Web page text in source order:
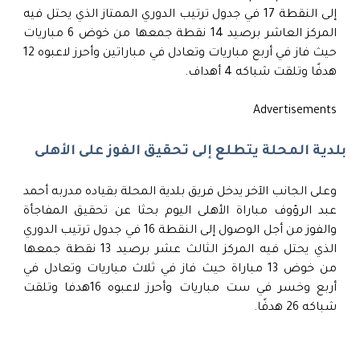
إلى النقطة 17 في جدول ترتيب الدوري الممتاز الذي يحتل فيه
المركز العاشر برصيد 14 نقطة جمعها من خوض 6 مباريات
حيث فاز في أربع مباريات وتعادل في مباراتين وأحرز لاعبوه 12
هدفًا وتلقت شباكه 4 أهداف.
Advertisements
بلدية المحلة يتطلع إلى تحقيق الفوز على الأهلى
وعلى الجانب الآخر يدخل فريق بلدية المحلة بقياده مدربه أحمد
عبد الرؤوف مباراة الأهلى اليوم بحثا عن تحقيق المفاجأة
والفوز من أجل الوصول إلى النقطة 16 في جدول ترتيب الدوري
الذي يحتل فيه المركز الثالث عشر برصيد 13 نقطة جمعها
من خوض 13 مباراة حيث فاز في ثلاث مباريات وتعادل في
أربع وخسر في ست مباريات وأحرز لاعبوه 16هدفا وتلقت
شباكه 26 هدفًا.